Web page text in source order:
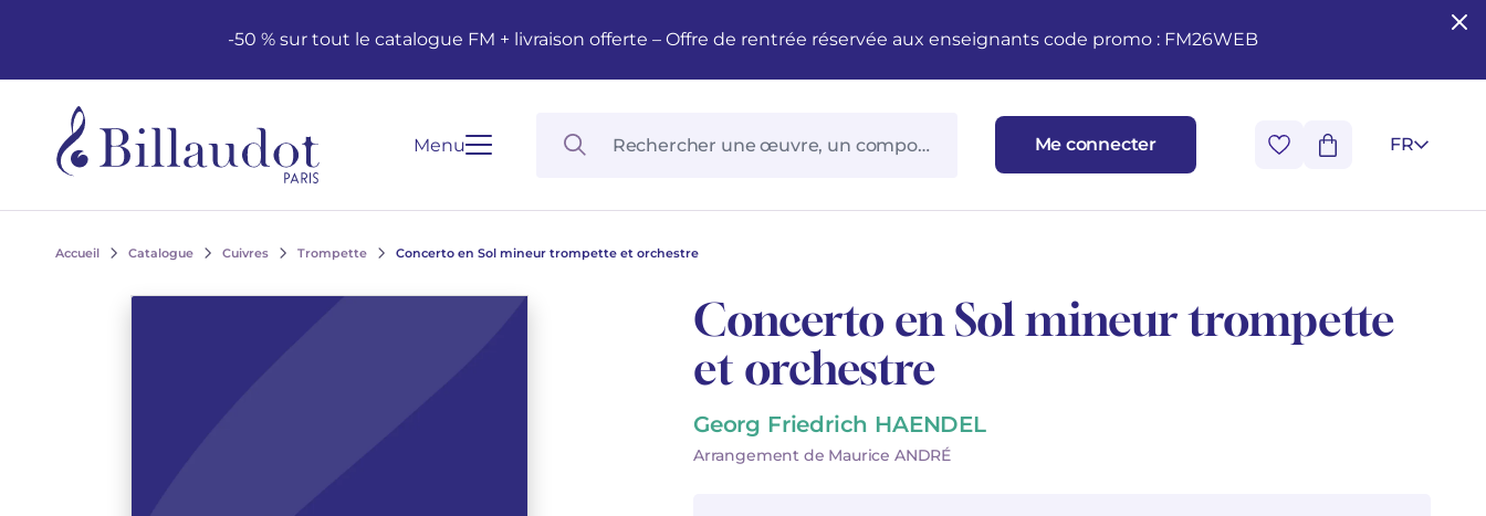
-50 % sur tout le catalogue FM + livraison offerte – Offre de rentrée réservée aux enseignants code promo : FM26WEB
Menu Me connecter FR
Accueil Catalogue Cuivres Trompette Concerto en Sol mineur trompette et orchestre
Concerto en Sol mineur trompette
et orchestre
Georg Friedrich HAENDEL
Arrangement de Maurice ANDRÉ